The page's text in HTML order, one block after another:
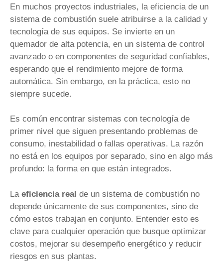
En muchos proyectos industriales, la eficiencia de un
sistema de combustión suele atribuirse a la calidad y
tecnología de sus equipos. Se invierte en un
quemador de alta potencia, en un sistema de control
avanzado o en componentes de seguridad confiables,
esperando que el rendimiento mejore de forma
automática. Sin embargo, en la práctica, esto no
siempre sucede.
Es común encontrar sistemas con tecnología de
primer nivel que siguen presentando problemas de
consumo, inestabilidad o fallas operativas. La razón
no está en los equipos por separado, sino en algo más
profundo: la forma en que están integrados.
La eficiencia real de un sistema de combustión no
depende únicamente de sus componentes, sino de
cómo estos trabajan en conjunto. Entender esto es
clave para cualquier operación que busque optimizar
costos, mejorar su desempeño energético y reducir
riesgos en sus plantas.